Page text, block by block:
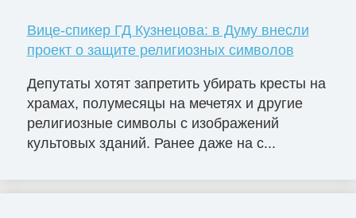
Вице-спикер ГД Кузнецова: в Думу внесли
проект о защите религиозных символов
Депутаты хотят запретить убирать кресты на
храмах, полумесяцы на мечетях и другие
религиозные символы с изображений
культовых зданий. Ранее даже на с...